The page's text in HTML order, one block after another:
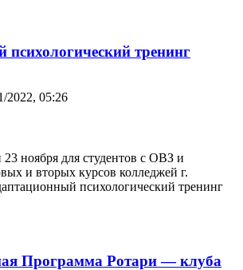
тренинг
2022, 05:26
23 ноября для студентов с ОВЗ и
и вторых курсов колледжей г.
психологический тренинг
Программа Ротари — клуба